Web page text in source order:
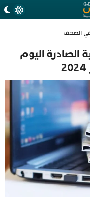
الصحف
الصادرة اليوم